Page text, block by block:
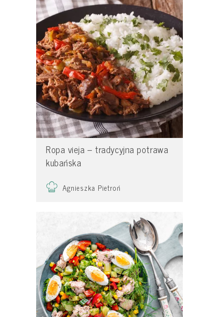
Ropa vieja – tradycyjna potrawa
kubańska
Agnieszka Pietroń